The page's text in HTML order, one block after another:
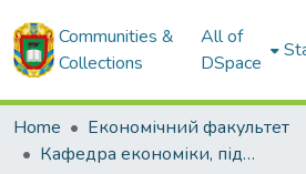
Communities &
Collections
All of
DSpace
Home
Економічний факультет
Кафедра економіки, підприємництва та готельно-ресторанної справи